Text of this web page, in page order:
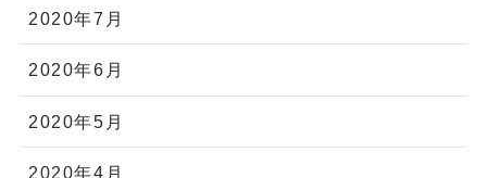
2020年7月
2020年6月
2020年5月
2020年4月